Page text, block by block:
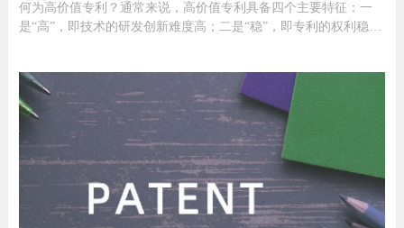
何为高价值专利？通常来说，高价值专利具备四个主要特征：一
是“高”，即技术的研发创新难度高；二是“稳”，即专利的权利稳
略性新兴产业的发明专利；2.在海外有同族专利权的发明专利；3.
维持年